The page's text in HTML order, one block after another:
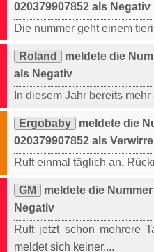
020379907852 als Negativ
Die nummer geht einem
Roland
meldete die
als Negativ
In diesem Jahr bereits
Ergobaby
meldete die
020379907852 als
Ruft einmal täglich an.
GM
meldete die
Negativ
Ruft jetzt schon mehrere
meldet sich keiner....